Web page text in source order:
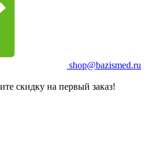
shop@bazismed.ru
скидку на первый заказ!